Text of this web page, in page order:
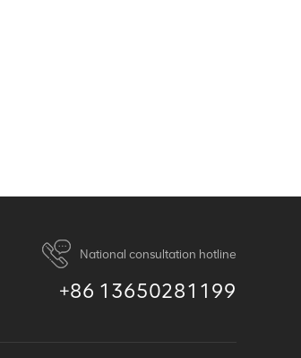
National consultation hotline
+86 13650281199